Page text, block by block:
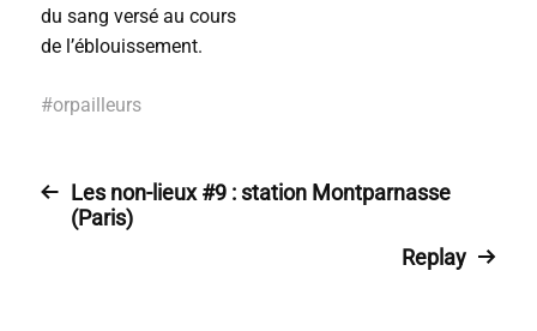
du sang versé au cours
de l’éblouissement.
#orpailleurs
Les non-lieux #9 : station Montparnasse
(Paris)
Replay